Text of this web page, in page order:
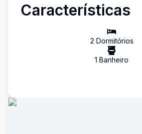
Características
2 Dormitórios
1 Banheiro